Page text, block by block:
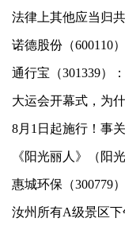
法律上其他应当归
诺德股份（600110
通行宝（301339）
大运会开幕式，为
8月1日起施行！事
《阳光丽人》（阳
汝州所有A级景区